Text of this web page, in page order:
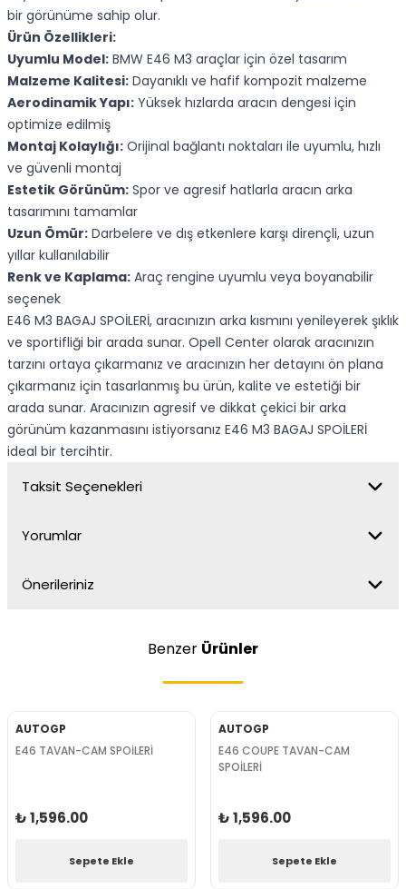
bir görünüme sahip olur.
Ürün Özellikleri:
Uyumlu Model: BMW E46 M3 araçlar için özel tasarım
Malzeme Kalitesi: Dayanıklı ve hafif kompozit malzeme
Aerodinamik Yapı: Yüksek hızlarda aracın dengesi için
optimize edilmiş
Montaj Kolaylığı: Orijinal bağlantı noktaları ile uyumlu, hızlı
ve güvenli montaj
Estetik Görünüm: Spor ve agresif hatlarla aracın arka
tasarımını tamamlar
Uzun Ömür: Darbelere ve dış etkenlere karşı dirençli, uzun
yıllar kullanılabilir
Renk ve Kaplama: Araç rengine uyumlu veya boyanabilir
seçenek
E46 M3 BAGAJ SPOİLERİ, aracınızın arka kısmını yenileyerek şıklık
ve sportifliği bir arada sunar. Opell Center olarak aracınızın
tarzını ortaya çıkarmanız ve aracınızın her detayını ön plana
çıkarmanız için tasarlanmış bu ürün, kalite ve estetiği bir
arada sunar. Aracınızın agresif ve dikkat çekici bir arka
görünüm kazanmasını istiyorsanız E46 M3 BAGAJ SPOİLERİ
ideal bir tercihtir.
Taksit Seçenekleri
Yorumlar
Önerileriniz
Benzer Ürünler
AUTOGP
E46 TAVAN-CAM SPOİLERİ
₺ 1,596.00
Sepete Ekle
AUTOGP
E46 COUPE TAVAN-CAM
SPOİLERİ
₺ 1,596.00
Sepete Ekle